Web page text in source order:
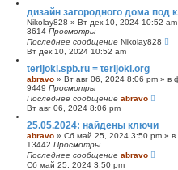
к
дизайн загородного дома под
Nikolay828 » Вт дек 10, 2024 10:52 am
3614 Просмотры
Последнее сообщение Nikolay828
Вт дек 10, 2024 10:52 am
terijoki.spb.ru = terijoki.org
abravo » Вт авг 06, 2024 8:06 pm » в
9449 Просмотры
Последнее сообщение abravo
Вт авг 06, 2024 8:06 pm
25.05.2024: найдены ключи
abravo » Сб май 25, 2024 3:50 pm » в
13442 Просмотры
Последнее сообщение abravo
Сб май 25, 2024 3:50 pm